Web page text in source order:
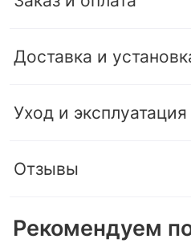
Доставка и
Уход и эксплуатация
Отзывы
Рекомендуем